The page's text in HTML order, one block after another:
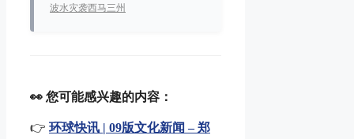
波水灾袭西马三州
👀 您可能感兴趣的内容：
👉 环球快讯 | 09版文化新闻 – 郑